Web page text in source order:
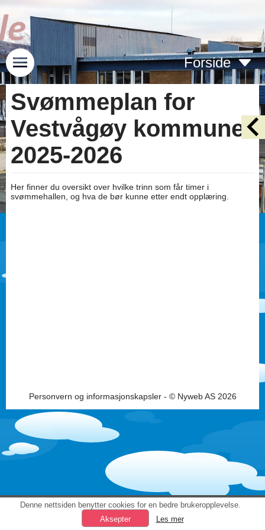
Forside
Svømmeplan for
Vestvågøy kommune
2025-2026
Her finner du oversikt over hvilke trinn som får timer i
svømmehallen, og hva de bør kunne etter endt opplæring.
Personvern og informasjonskapsler- © Nyweb AS 2026
Denne nettsiden benytter cookies for en bedre brukeropplevelse.
Les mer